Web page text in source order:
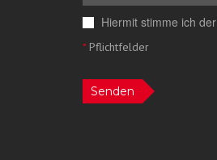
Hiermit stimme ich der
*Pflichtfelder
Senden